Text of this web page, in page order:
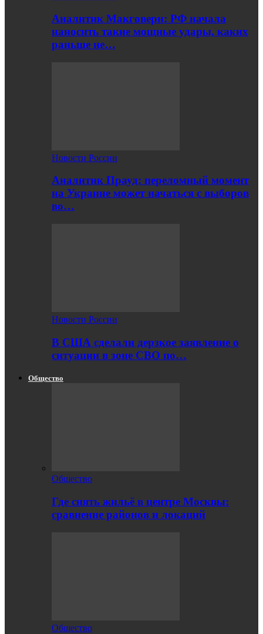
Аналитик Макговерн: РФ начала
наносить такие мощные удары, каких
раньше не…
Новости России
Аналитик Прауд: переломный момент
на Украине может начаться с выборов
во…
Новости России
В США сделали дерзкое заявление о
ситуации в зоне СВО по…
Общество
Общество
Где снять жильё в центре Москвы:
сравнение районов и локаций
Общество